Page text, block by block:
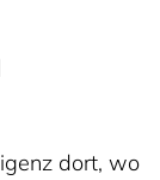
dort, wo